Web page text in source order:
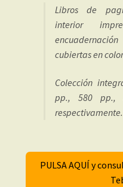
Libros de
interior
cubiertas en
Colección
pp., 580
respectivamente.
PULSA AQUÍ y